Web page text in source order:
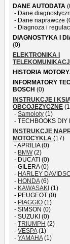
DANE AUTODATA
- Dane
- Dane naprawcze
- Diagnoza i
DIAGNOSTYKA I
(0)
ELEKTRONIKA I
HISTORIA
INFORMATORY
BOSCH (0)
INSTRUKCJE I
OBCOJĘZYCZNE
- Samoloty (1)
- TECHBOOKS DIY
INSTRUKCJE
MOTOCYKLA (17)
- APRILIA (0)
- BMW(2)
- DUCATI (0)
- GILERA (0)
- HARLEY
- HONDA(6)
- KAWASAKI (1)
- PEUGEOT (0)
- PIAGGIO (1)
- SIMSON (0)
- SUZUKI (0)
- TRIUMPH (2)
- VESPA(1)
- YAMAHA(1)